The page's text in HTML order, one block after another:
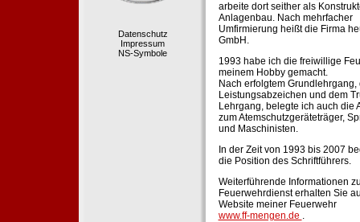
Datenschutz
Impressum
NS-Symbole
arbeite dort seither als
Anlagenbau. Nach mehrfacher
Umfirmierung heißt die Firma
GmbH.
1993 habe ich die freiwillige
meinem Hobby gemacht.
Nach erfolgtem Grundlehrgang,
Leistungsabzeichen und dem
Lehrgang, belegte ich auch die
zum Atemschutzgeräteträger,
und Maschinisten.
In der Zeit von 1993 bis 2007
die Position des Schriftführers.
Weiterführende Informationen
Feuerwehrdienst erhalten Sie
Website meiner Feuerwehr
www.ff-mengen.de .